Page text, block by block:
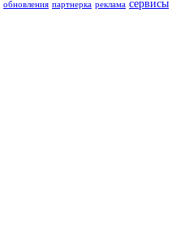
обновления партнерка реклама сервисы